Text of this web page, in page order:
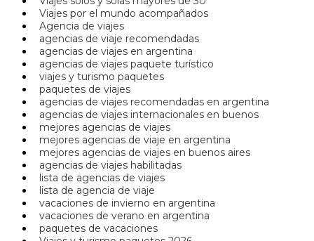
Viajes por el mundo acompañados
Agencia de viajes
agencias de viaje recomendadas
agencias de viajes en argentina
agencias de viajes paquete turístico
viajes y turismo paquetes
paquetes de viajes
agencias de viajes recomendadas en argentina
agencias de viajes internacionales en buenos
mejores agencias de viajes
mejores agencias de viaje en argentina
mejores agencias de viajes en buenos aires
agencias de viajes habilitadas
lista de agencias de viajes
lista de agencia de viaje
vacaciones de invierno en argentina
vacaciones de verano en argentina
paquetes de vacaciones